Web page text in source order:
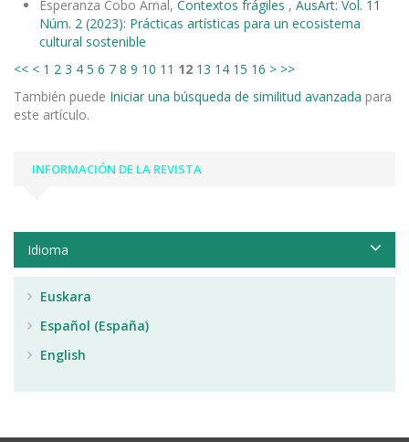
Esperanza Cobo Arnal, Contextos frágiles , AusArt: Vol. 11
Núm. 2 (2023): Prácticas artísticas para un ecosistema
cultural sostenible
<< < 1 2 3 4 5 6 7 8 9 10 11 12 13 14 15 16 > >>
También puede Iniciar una búsqueda de similitud avanzada para
este artículo.
INFORMACIÓN DE LA REVISTA
Idioma
Euskara
Español (España)
English